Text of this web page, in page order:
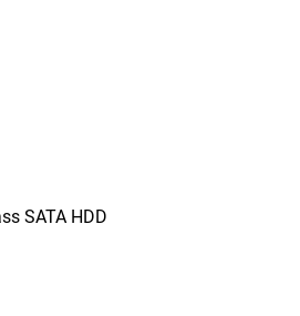
SATA HDD